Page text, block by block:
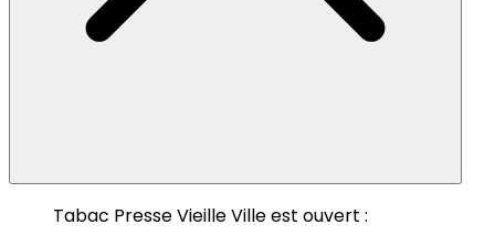
Tabac Presse Vieille Ville est ouvert :